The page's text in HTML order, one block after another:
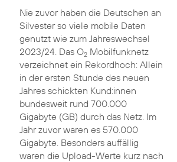
Nie zuvor haben die Deutschen an
Silvester so viele mobile Daten
genutzt wie zum Jahreswechsel
2023/24. Das O2Mobilfunknetz
verzeichnet ein Rekordhoch: Allein
in der ersten Stunde des neuen
Jahres schickten Kund:innen
bundesweit rund 700.000
Gigabyte (GB) durch das Netz. Im
Jahr zuvor waren es 570.000
Gigabyte. Besonders auffällig
waren die Upload-Werte kurz nach